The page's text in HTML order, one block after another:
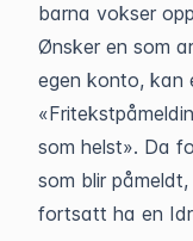
barna vokser
Ønsker en som
egen konto, kan
som helst». Da
som blir
fortsatt ha en